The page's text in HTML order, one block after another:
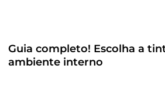
Guia completo! Escolha a
ambiente interno